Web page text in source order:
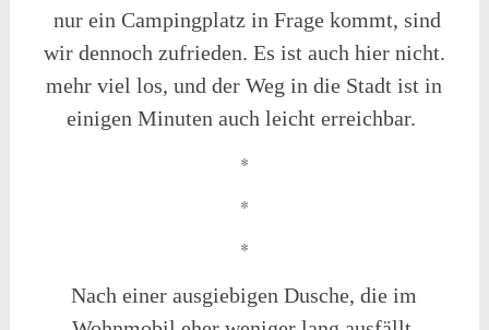
nur ein Campingplatz in Frage kommt, sind
wir dennoch zufrieden. Es ist auch hier nicht.
mehr viel los, und der Weg in die Stadt ist in
einigen Minuten auch leicht erreichbar.
*
*
*
Nach einer ausgiebigen Dusche, die im